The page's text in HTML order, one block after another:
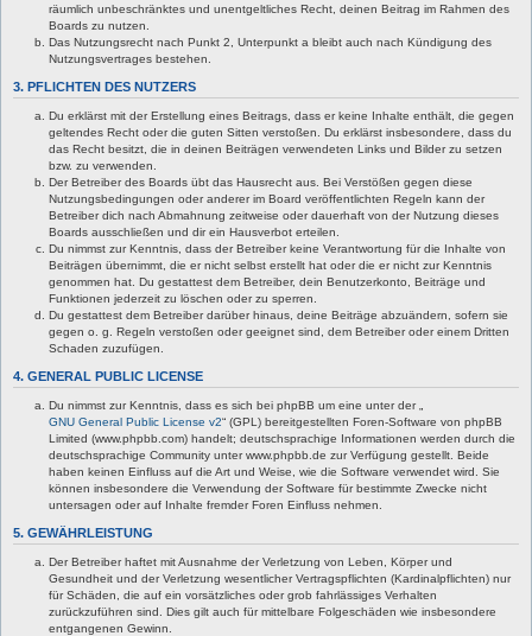
räumlich unbeschränktes und unentgeltliches Recht, deinen Beitrag im Rahmen des
Boards zu nutzen.
Das Nutzungsrecht nach Punkt 2, Unterpunkt a bleibt auch nach Kündigung des
Nutzungsvertrages bestehen.
3. PFLICHTEN DES NUTZERS
Du erklärst mit der Erstellung eines Beitrags, dass er keine Inhalte enthält, die gegen
geltendes Recht oder die guten Sitten verstoßen. Du erklärst insbesondere, dass du
das Recht besitzt, die in deinen Beiträgen verwendeten Links und Bilder zu setzen
bzw. zu verwenden.
Der Betreiber des Boards übt das Hausrecht aus. Bei Verstößen gegen diese
Nutzungsbedingungen oder anderer im Board veröffentlichten Regeln kann der
Betreiber dich nach Abmahnung zeitweise oder dauerhaft von der Nutzung dieses
Boards ausschließen und dir ein Hausverbot erteilen.
Du nimmst zur Kenntnis, dass der Betreiber keine Verantwortung für die Inhalte von
Beiträgen übernimmt, die er nicht selbst erstellt hat oder die er nicht zur Kenntnis
genommen hat. Du gestattest dem Betreiber, dein Benutzerkonto, Beiträge und
Funktionen jederzeit zu löschen oder zu sperren.
Du gestattest dem Betreiber darüber hinaus, deine Beiträge abzuändern, sofern sie
gegen o. g. Regeln verstoßen oder geeignet sind, dem Betreiber oder einem Dritten
Schaden zuzufügen.
4. GENERAL PUBLIC LICENSE
Du nimmst zur Kenntnis, dass es sich bei phpBB um eine unter der „
GNU General Public License v2“ (GPL) bereitgestellten Foren-Software von phpBB
Limited (www.phpbb.com) handelt; deutschsprachige Informationen werden durch die
deutschsprachige Community unter www.phpbb.de zur Verfügung gestellt. Beide
haben keinen Einfluss auf die Art und Weise, wie die Software verwendet wird. Sie
können insbesondere die Verwendung der Software für bestimmte Zwecke nicht
untersagen oder auf Inhalte fremder Foren Einfluss nehmen.
5. GEWÄHRLEISTUNG
Der Betreiber haftet mit Ausnahme der Verletzung von Leben, Körper und
Gesundheit und der Verletzung wesentlicher Vertragspflichten (Kardinalpflichten) nur
für Schäden, die auf ein vorsätzliches oder grob fahrlässiges Verhalten
zurückzuführen sind. Dies gilt auch für mittelbare Folgeschäden wie insbesondere
entgangenen Gewinn.